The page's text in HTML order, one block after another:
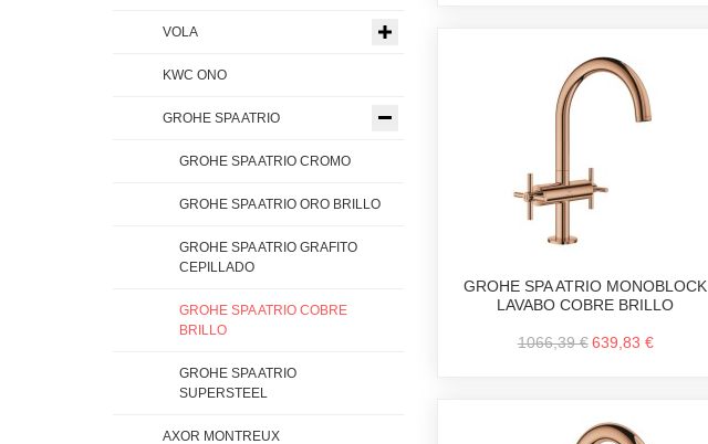
GROHE SPA ATRIO MONOBLOCK
LAVABO COBRE BRILLO
1066,39 € 639,83 €
VOLA
KWC ONO
GROHE SPA ATRIO
GROHE SPA ATRIO CROMO
GROHE SPA ATRIO ORO BRILLO
GROHE SPA ATRIO GRAFITO
CEPILLADO
GROHE SPA ATRIO COBRE
BRILLO
GROHE SPA ATRIO
SUPERSTEEL
AXOR MONTREUX